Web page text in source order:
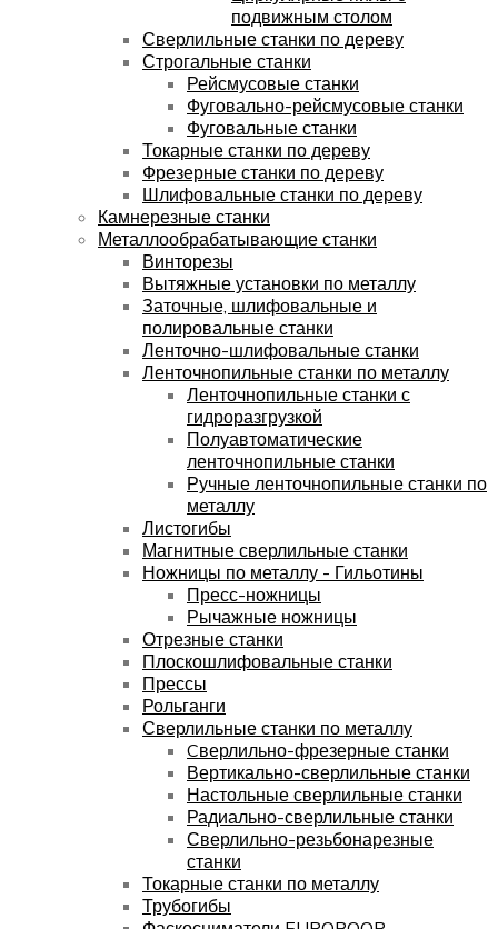
подвижным столом
Сверлильные станки по дереву
Строгальные станки
Рейсмусовые станки
Фуговально-рейсмусовые станки
Фуговальные станки
Токарные станки по дереву
Фрезерные станки по дереву
Шлифовальные станки по дереву
Камнерезные станки
Металлообрабатывающие станки
Винторезы
Вытяжные установки по металлу
Заточные, шлифовальные и
полировальные станки
Ленточно-шлифовальные станки
Ленточнопильные станки по металлу
Ленточнопильные станки с
гидроразгрузкой
Полуавтоматические
ленточнопильные станки
Ручные ленточнопильные станки по
металлу
Листогибы
Магнитные сверлильные станки
Ножницы по металлу - Гильотины
Пресс-ножницы
Рычажные ножницы
Отрезные станки
Плоскошлифовальные станки
Прессы
Рольганги
Сверлильные станки по металлу
Cверлильно-фрезерные станки
Вертикально-сверлильные станки
Настольные сверлильные станки
Радиально-сверлильные станки
Сверлильно-резьбонарезные
станки
Токарные станки по металлу
Трубогибы